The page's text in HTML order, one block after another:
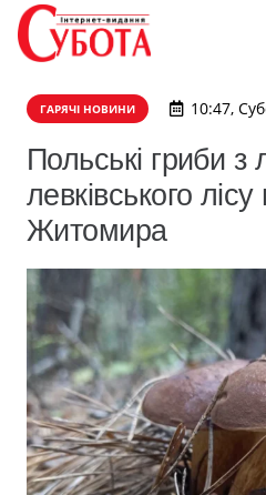
ГАРЯЧІ НОВИНИ 10:47,
Польські гриби з
левківського
Житомира